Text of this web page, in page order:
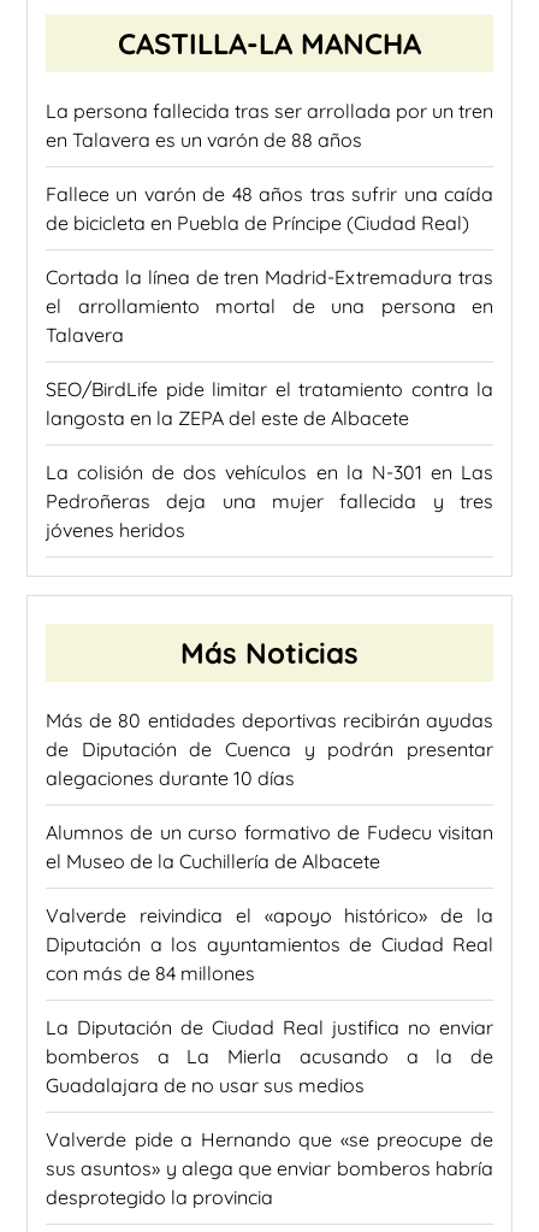
CASTILLA-LA MANCHA
La persona fallecida tras ser arrollada por un tren
en Talavera es un varón de 88 años
Fallece un varón de 48 años tras sufrir una caída
de bicicleta en Puebla de Príncipe (Ciudad Real)
Cortada la línea de tren Madrid-Extremadura tras
el arrollamiento mortal de una persona en
Talavera
SEO/BirdLife pide limitar el tratamiento contra la
langosta en la ZEPA del este de Albacete
La colisión de dos vehículos en la N-301 en Las
Pedroñeras deja una mujer fallecida y tres
jóvenes heridos
Más Noticias
Más de 80 entidades deportivas recibirán ayudas
de Diputación de Cuenca y podrán presentar
alegaciones durante 10 días
Alumnos de un curso formativo de Fudecu visitan
el Museo de la Cuchillería de Albacete
Valverde reivindica el «apoyo histórico» de la
Diputación a los ayuntamientos de Ciudad Real
con más de 84 millones
La Diputación de Ciudad Real justifica no enviar
bomberos a La Mierla acusando a la de
Guadalajara de no usar sus medios
Valverde pide a Hernando que «se preocupe de
sus asuntos» y alega que enviar bomberos habría
desprotegido la provincia